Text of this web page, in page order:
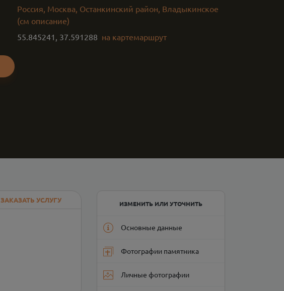
Россия, Москва, Останкинский район, Владыкинское
(см описание)
55.845241 , 37.591288 на картемаршрут
ЗАКАЗАТЬ УСЛУГУ ИЗМЕНИТЬ ИЛИ УТОЧНИТЬ
Основные данные
Фотографии памятника
Личные фотографии